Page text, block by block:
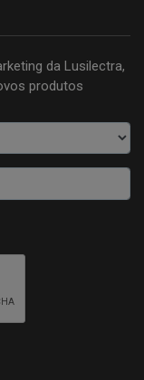
da Lusilectra,
produtos